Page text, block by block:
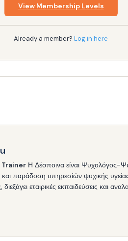
View Membership Levels
Already a member? Log in here
Η Δέσποινα είναι Ψυχολόγος-
και παράδοση υπηρεσίών ψυχικής
εταιρικές εκπαιδεύσεις και